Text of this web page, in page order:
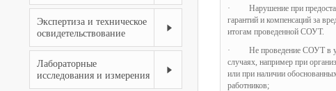
Экспертиза и техническое
освидетельствование
Лабораторные
исследования и измерения
· Нарушение при
гарантий и компенсаций за
итогам проведенной СОУТ.
· Не проведение СОУТ в
случаях, например при
или при наличии
работников;